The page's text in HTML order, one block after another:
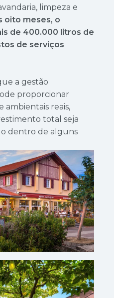
limpeza e
oito meses, o
de 400.000 litros de
de serviços
a gestão
proporcionar
ambientais reais,
total seja
dentro de alguns